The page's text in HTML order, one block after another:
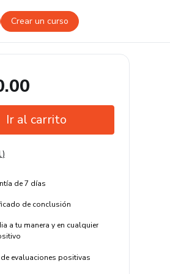
Crear un curso
Ir al carrito
)
de 7 días
de conclusión
a tu manera y en cualquier
evaluaciones positivas